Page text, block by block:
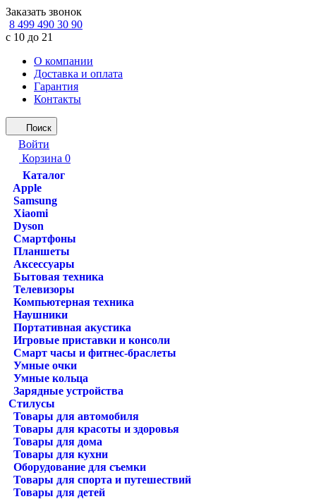
Заказать звонок
8 499 490 30 90
с 10 до 21
О компании
Доставка и оплата
Гарантия
Контакты
Поиск
Войти
Корзина 0
Каталог
Apple
Samsung
Xiaomi
Dyson
Смартфоны
Планшеты
Аксессуары
Бытовая техника
Телевизоры
Компьютерная техника
Наушники
Портативная акустика
Игровые приставки и консоли
Смарт часы и фитнес-браслеты
Умные очки
Умные кольца
Зарядные устройства
Стилусы
Товары для автомобиля
Товары для красоты и здоровья
Товары для дома
Товары для кухни
Оборудование для съемки
Товары для спорта и путешествий
Товары для детей